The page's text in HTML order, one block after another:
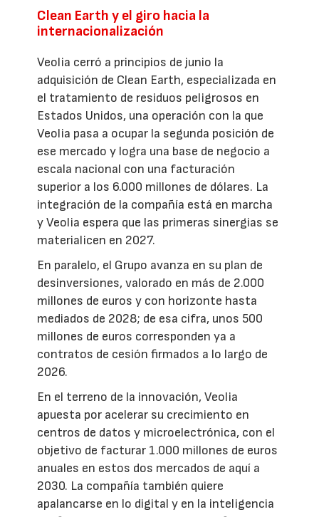
Clean Earth y el giro hacia la
internacionalización
Veolia cerró a principios de junio la
adquisición de Clean Earth, especializada en
el tratamiento de residuos peligrosos en
Estados Unidos, una operación con la que
Veolia pasa a ocupar la segunda posición de
ese mercado y logra una base de negocio a
escala nacional con una facturación
superior a los 6.000 millones de dólares. La
integración de la compañía está en marcha
y Veolia espera que las primeras sinergias se
materialicen en 2027.
En paralelo, el Grupo avanza en su plan de
desinversiones, valorado en más de 2.000
millones de euros y con horizonte hasta
mediados de 2028; de esa cifra, unos 500
millones de euros corresponden ya a
contratos de cesión firmados a lo largo de
2026.
En el terreno de la innovación, Veolia
apuesta por acelerar su crecimiento en
centros de datos y microelectrónica, con el
objetivo de facturar 1.000 millones de euros
anuales en estos dos mercados de aquí a
2030. La compañía también quiere
apalancarse en lo digital y en la inteligencia